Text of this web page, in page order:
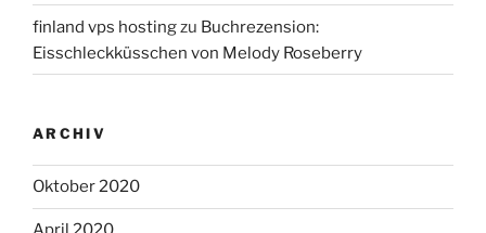
finland vps hostingzu Buchrezension:
Eisschleckküsschen von Melody Roseberry
ARCHIV
Oktober 2020